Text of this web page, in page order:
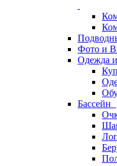
Фото и
Одежда
Бассейн